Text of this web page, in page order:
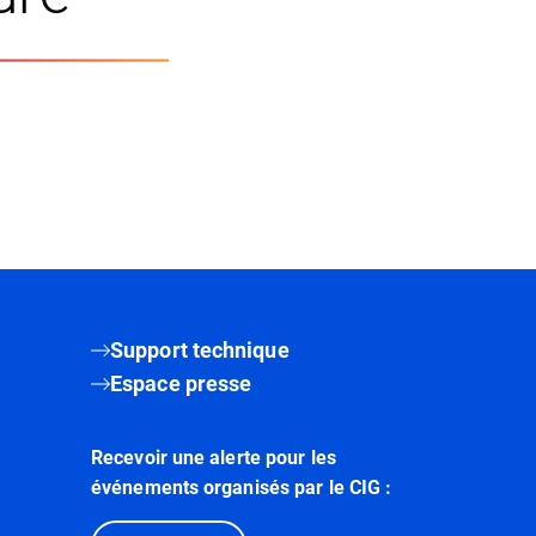
Support technique
Espace presse
Recevoir une alerte pour les
événements organisés par le CIG :